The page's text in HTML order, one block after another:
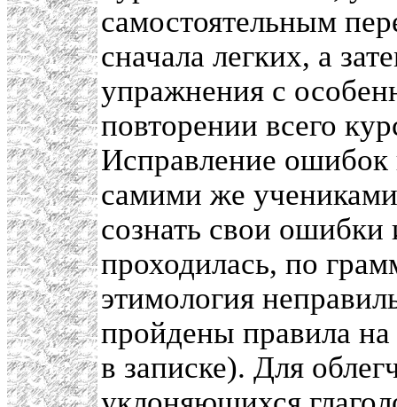
самостоятельным
сначала легких, а
упражнения с
повторении всего
Исправление ошибок
самими же
сознать свои
проходилась, по
этимология
пройдены правила
в записке). Для